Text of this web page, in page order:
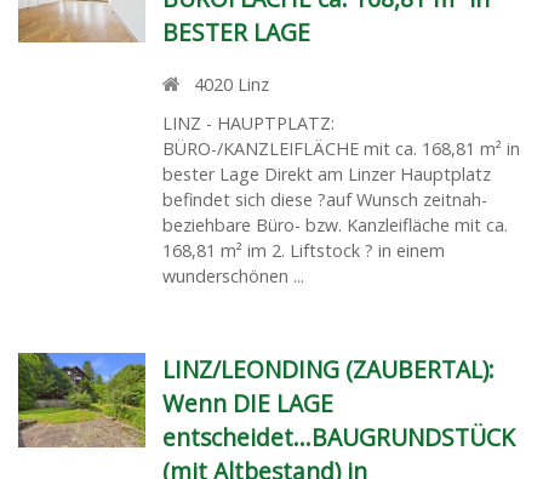
BESTER LAGE
4020 Linz
LINZ - HAUPTPLATZ:
BÜRO-/KANZLEIFLÄCHE mit ca. 168,81 m² in
bester Lage Direkt am Linzer Hauptplatz
befindet sich diese ?auf Wunsch zeitnah-
beziehbare Büro- bzw. Kanzleifläche mit ca.
168,81 m² im 2. Liftstock ? in einem
wunderschönen ...
LINZ/LEONDING (ZAUBERTAL):
Wenn DIE LAGE
entscheidet...BAUGRUNDSTÜCK
(mit Altbestand) in